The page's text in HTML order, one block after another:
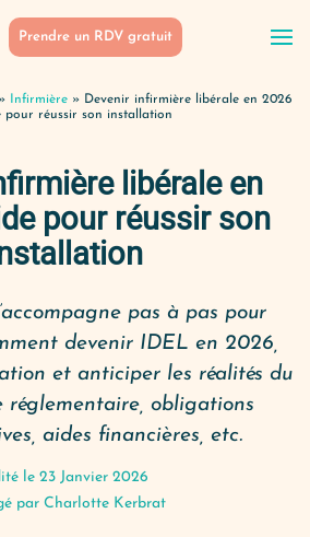
Prendre un RDV gratuit
» Infirmière » Devenir infirmière libérale en 2026
pour réussir son installation
libérale en
pour réussir son
pas à pas pour
devenir IDEL en 2026,
et anticiper les réalités du
réglementaire, obligations
aides financières, etc.
le 23 Janvier 2026
par Charlotte Kerbrat